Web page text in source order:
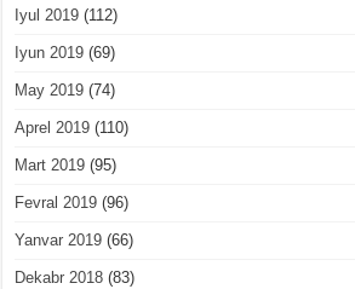
Iyul 2019 (112)
Iyun 2019 (69)
May 2019 (74)
Aprel 2019 (110)
Mart 2019 (95)
Fevral 2019 (96)
Yanvar 2019 (66)
Dekabr 2018 (83)